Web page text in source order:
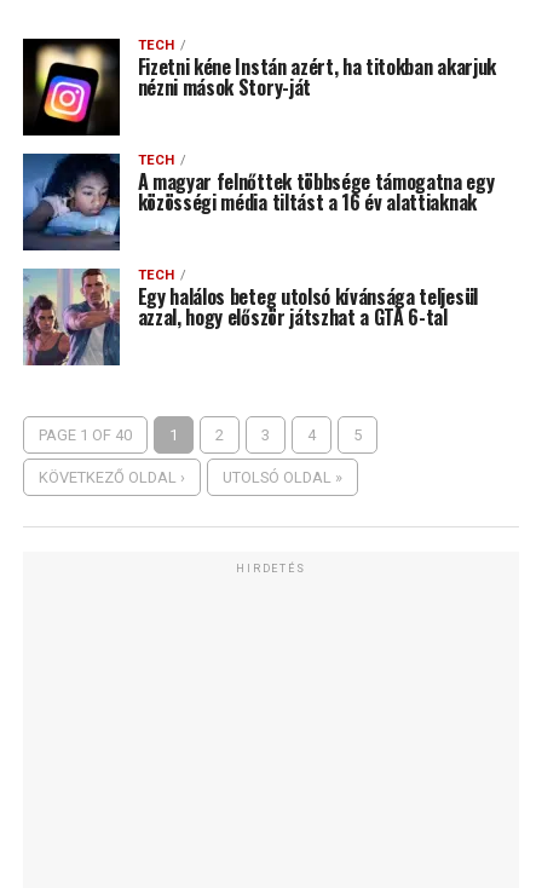
TECH
Fizetni kéne Instán azért, ha titokban akarjuk
nézni mások Story-ját
TECH
A magyar felnőttek többsége támogatna egy
közösségi média tiltást a 16 év alattiaknak
TECH
Egy halálos beteg utolsó kívánsága teljesül
azzal, hogy először játszhat a GTA 6-tal
PAGE 1 OF 40 1 2 3 4 5
KÖVETKEZŐ OLDAL › UTOLSÓ OLDAL »
HIRDETÉS